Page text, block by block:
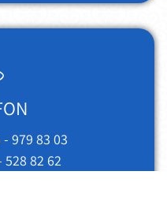
979 83 03
528 82 62